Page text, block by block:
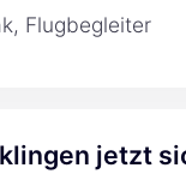
Flugbegleiter
jetzt